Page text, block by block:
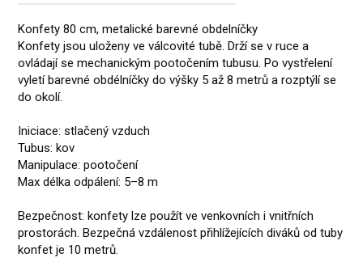
Konfety 80 cm, metalické barevné obdelníčky
Konfety jsou uloženy ve válcovité tubě. Drží se v ruce a
ovládají se mechanickým pootočením tubusu. Po vystřelení
vyletí barevné obdélníčky do výšky 5 až 8 metrů a rozptýlí se
do okolí.
Iniciace: stlačený vzduch
Tubus: kov
Manipulace: pootočení
Max délka odpálení: 5–8 m
Bezpečnost: konfety lze použít ve venkovních i vnitřních
prostorách. Bezpečná vzdálenost přihlížejících diváků od tuby
konfet je 10 metrů.